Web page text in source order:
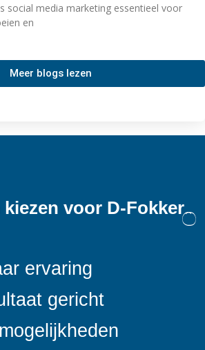
social media marketing essentieel voor
en
Meer blogs lezen
kiezen voor D-Fokker
ervaring
gericht